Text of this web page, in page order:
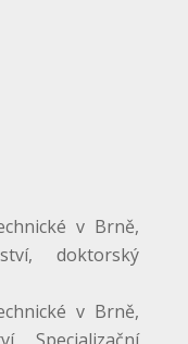
v Brně,
doktorský
v Brně,
Specializační